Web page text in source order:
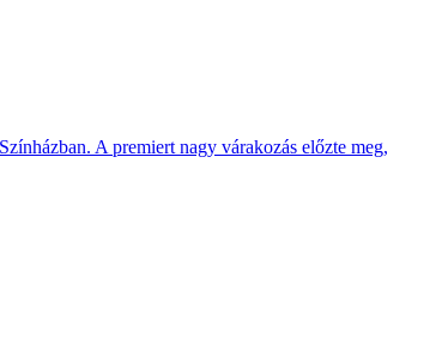
A premiert nagy vára­kozás előzte meg,